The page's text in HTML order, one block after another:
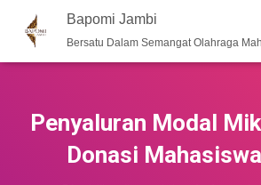
Bapomi Jambi
Bersatu Dalam Semangat Olahraga
Penyaluran Modal
Donasi